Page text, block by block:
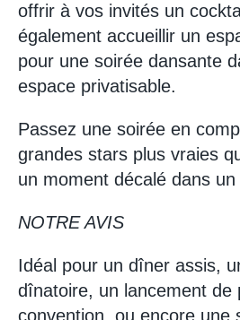
offrir à vos invités un
également accueillir un
pour une soirée dansante
espace privatisable.
Passez une soirée en
grandes stars plus vraies
un moment décalé dans
NOTRE AVIS
Idéal pour un dîner assis,
dînatoire, un lancement de
convention, ou encore une